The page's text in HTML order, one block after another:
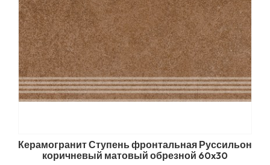
Керамогранит Ступень фронтальная Руссильон
коричневый матовый обрезной 60x30